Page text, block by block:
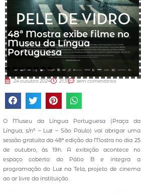
48ª Mostra exibe filme no
Museu da Língua
Portuguesa
24 outubro 2024 21:31 sem comentários
O Museu da Língua Portuguesa (Praça da
Língua, s/nº – Luz – São Paulo) vai abrigar uma
sessão gratuita da 48ª edição da Mostra no dia 25
de outubro, às 19h. A exibição acontece no
espaço coberto do Pátio B e integra a
programação do Luz na Tela, projeto de cinema
ao ar livre da instituição.